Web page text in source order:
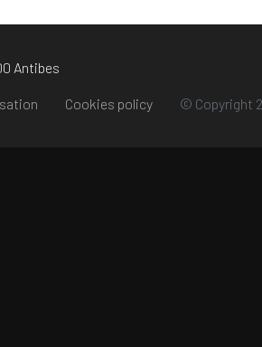
Antibes
Cookies policy © Copyright